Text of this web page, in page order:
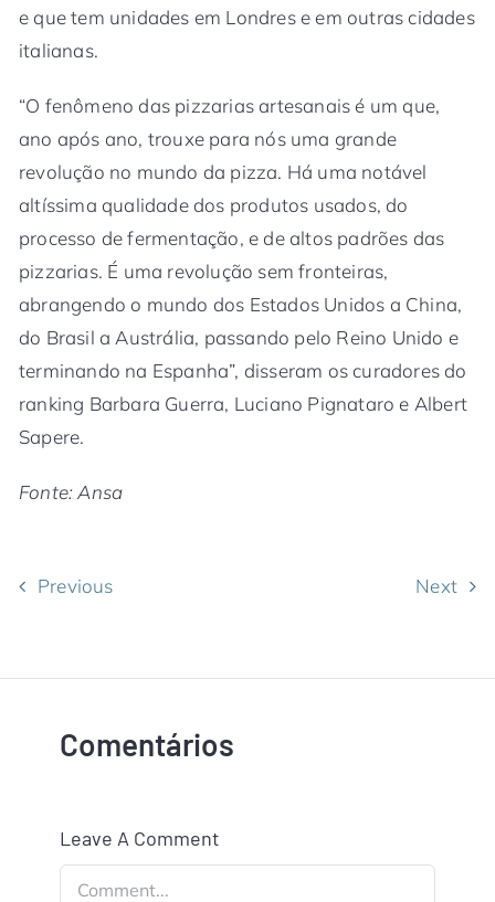
e que tem unidades em Londres e em outras cidades
italianas.
“O fenômeno das pizzarias artesanais é um que,
ano após ano, trouxe para nós uma grande
revolução no mundo da pizza. Há uma notável
altíssima qualidade dos produtos usados, do
processo de fermentação, e de altos padrões das
pizzarias. É uma revolução sem fronteiras,
abrangendo o mundo dos Estados Unidos a China,
do Brasil a Austrália, passando pelo Reino Unido e
terminando na Espanha”, disseram os curadores do
ranking Barbara Guerra, Luciano Pignataro e Albert
Sapere.
Fonte: Ansa
Previous Next
Comentários
Leave A Comment
Comment